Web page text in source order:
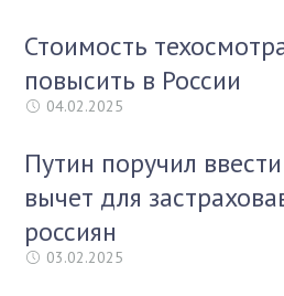
Стоимость
повысить в России
04.02.2025
Путин поручил
вычет для
россиян
03.02.2025